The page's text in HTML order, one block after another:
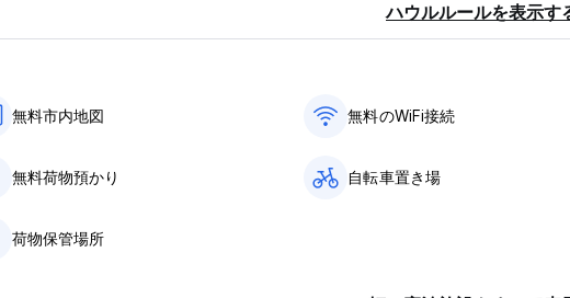
ハウルルールを表示す
無料市内地図 無料のWiFi接続
無料荷物預かり 自転車置き場
荷物保管場所